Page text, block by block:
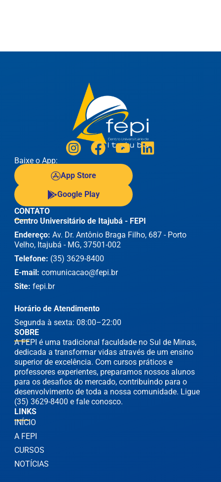
Baixe o App:
App Store
Google Play
SOBRE
A FEPI é uma tradicional faculdade no Sul de Minas,
dedicada a transformar vidas através de um ensino
superior de excelência. Com cursos práticos e
professores experientes, preparamos nossos alunos
para os desafios do mercado, contribuindo para o
desenvolvimento de toda a nossa comunidade. Ligue
(35) 3629-8400 e fale conosco.
LINKS
INÍCIO
A FEPI
CURSOS
NOTÍCIAS
CONTATO
Centro Universitário de Itajubá - FEPI
Endereço: Av. Dr. Antônio Braga Filho, 687 - Porto
Velho, Itajubá - MG, 37501-002
Telefone: (35) 3629-8400
E-mail: comunicacao@fepi.br
Site: fepi.br
Horário de Atendimento
Segunda à sexta: 08:00–22:00